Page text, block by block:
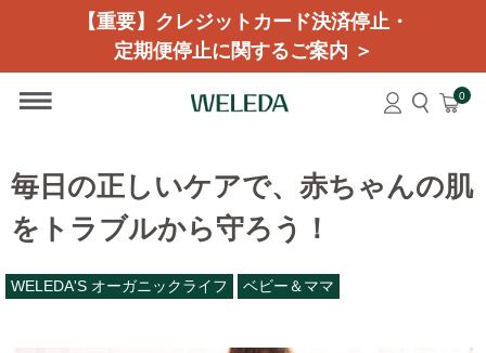
【重要】クレジットカード決済停止・
定期便停止に関するご案内 ＞
0
毎日の正しいケアで、赤ちゃんの肌
をトラブルから守ろう！
WELEDA'S オーガニックライフ ベビー＆ママ